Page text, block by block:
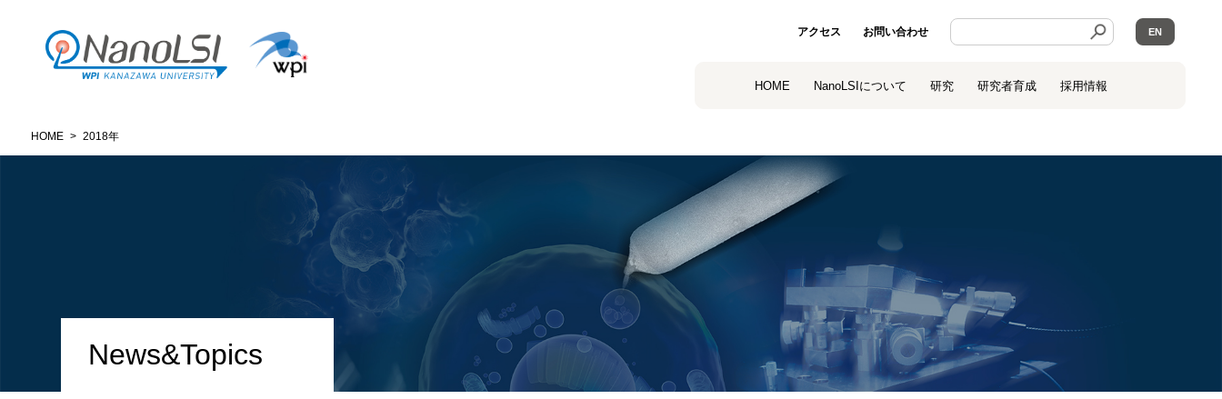
アクセス お問い合わせ EN
HOME NanoLSIについて 研究 研究者育成 採用情報
HOME > 2018年
News&Topics